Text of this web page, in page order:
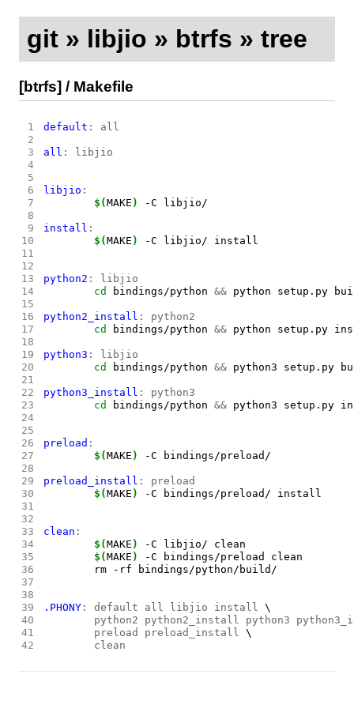
git» libjio » btrfs » tree
[btrfs] / Makefile
1
2
3
4
5
6
7
8
9
10
11
12
13
14
15
16
17
18
19
20
21
22
23
24
25
26
27
28
29
30
31
32
33
34
35
36
37
38
39
40
41
42
default : all
all : libjio
libjio :
$(MAKE )
install :
$(MAKE )
python2 :
libjio
cd
bindings/python &&
python2_install :
python2
cd
bindings/python &&
python3 :
libjio
cd
bindings/python &&
python3_install :
python3
cd
bindings/python &&
preload :
$(MAKE )
preload_install :
preload
$(MAKE )
clean :
$(MAKE )
$(MAKE )
.PHONY : default all libjio install
python2 python2_install python3
	preload preload_install
	clean